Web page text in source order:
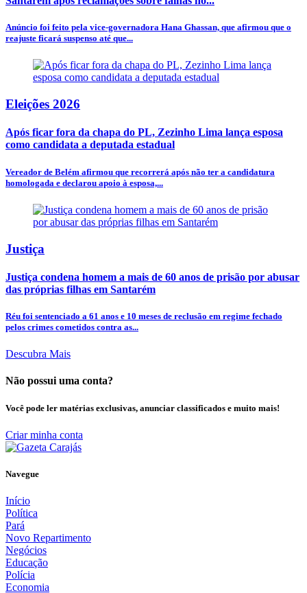
Anúncio foi feito pela vice-governadora Hana Ghassan, que afirmou que o
reajuste ficará suspenso até que...
Eleições 2026
Após ficar fora da chapa do PL, Zezinho Lima lança esposa
como candidata a deputada estadual
Vereador de Belém afirmou que recorrerá após não ter a candidatura
homologada e declarou apoio à esposa,...
Justiça
Justiça condena homem a mais de 60 anos de prisão por abusar
das próprias filhas em Santarém
Réu foi sentenciado a 61 anos e 10 meses de reclusão em regime fechado
pelos crimes cometidos contra as...
Descubra Mais
Não possui uma conta?
Você pode ler matérias exclusivas, anunciar classificados e muito mais!
Criar minha conta
Navegue
Início
Política
Pará
Novo Repartimento
Negócios
Educação
Polícia
Economia